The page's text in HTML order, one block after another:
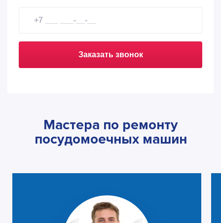
Заказать звонок
Мастера по ремонту
посудомоечных машин